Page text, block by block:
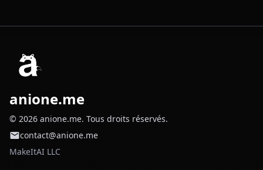
anione.me
© 2026 anione.me. Tous droits réservés.
contact@anione.me
MakeItAI LLC